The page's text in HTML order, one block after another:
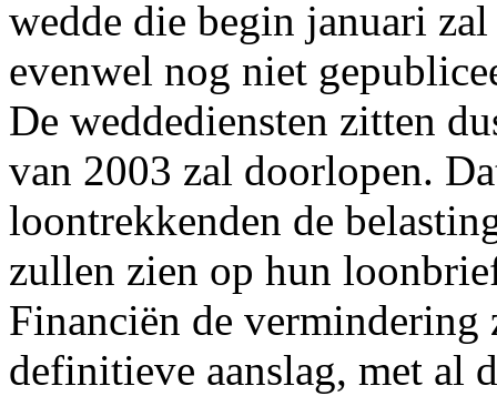
wedde die begin januari
evenwel nog niet
De weddediensten zitten
van 2003 zal doorlopen.
loontrekkenden de
zullen zien op hun
Financiën de vermindering
definitieve aanslag, met al